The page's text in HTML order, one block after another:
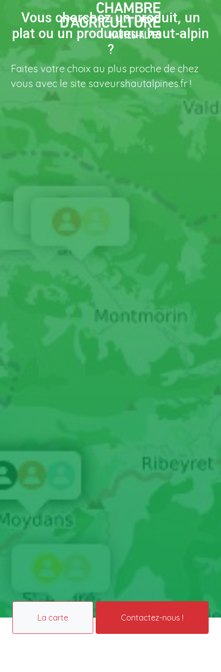
Vous cherchez un produit, un
plat ou un producteur haut-alpin
?
Faites votre choix au plus proche de chez
vous avec le site saveurshautalpines.fr !
La carte Contactez-nous !